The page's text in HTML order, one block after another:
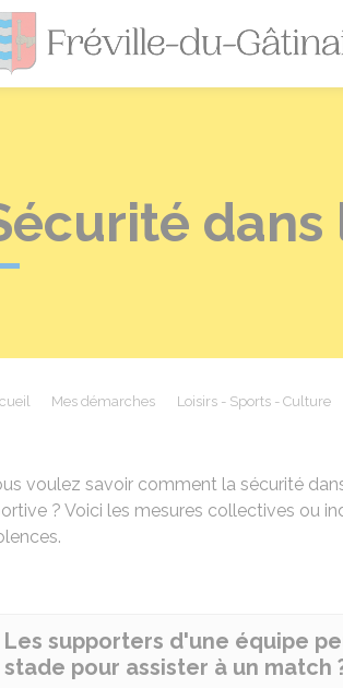
Mes démarches Loisirs - Sports - Culture
voulez savoir comment la sécurité
? Voici les mesures collectives ou
Les supporters d'une équipe
stade pour assister à un match